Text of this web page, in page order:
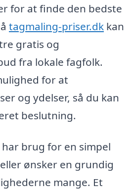
for at finde den bedste
tagmaling-priser.dk kan
gratis og
fra lokale fagfolk.
for at
og ydelser, så du kan
beslutning.
brug for en simpel
ønsker en grundig
mange. Et